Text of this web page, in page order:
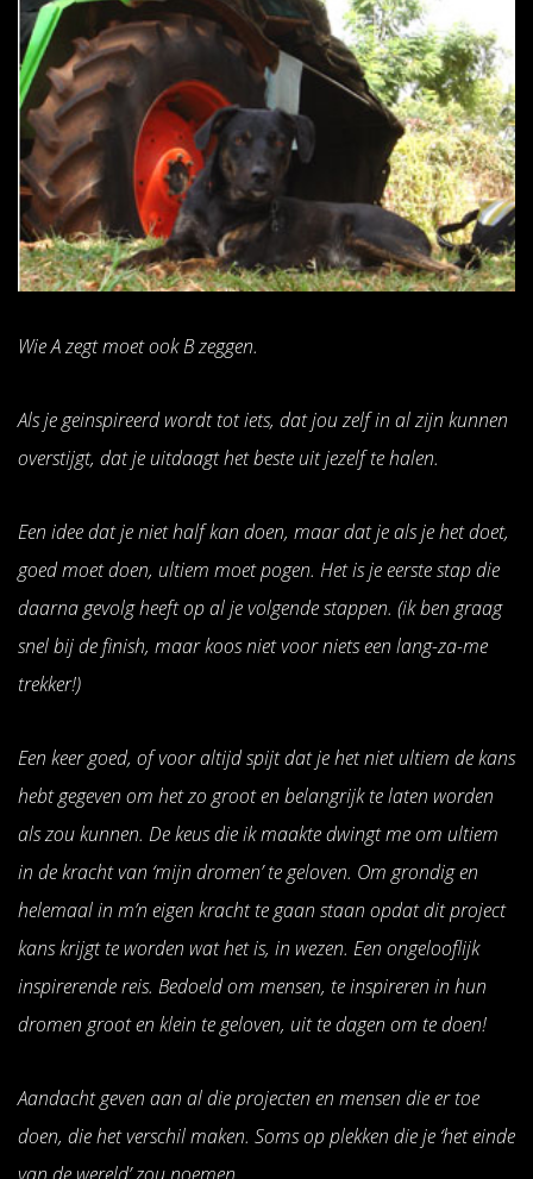
Wie A zegt moet ook B zeggen.
Als je geinspireerd wordt tot iets, dat jou zelf in al zijn kunnen
overstijgt, dat je uitdaagt het beste uit jezelf te halen.
Een idee dat je niet half kan doen, maar dat je als je het doet,
goed moet doen, ultiem moet pogen. Het is je eerste stap die
daarna gevolg heeft op al je volgende stappen. (ik ben graag
snel bij de finish, maar koos niet voor niets een lang-za-me
trekker!)
Een keer goed, of voor altijd spijt dat je het niet ultiem de kans
hebt gegeven om het zo groot en belangrijk te laten worden
als zou kunnen. De keus die ik maakte dwingt me om ultiem
in de kracht van ‘mijn dromen’ te geloven. Om grondig en
helemaal in m’n eigen kracht te gaan staan opdat dit project
kans krijgt te worden wat het is, in wezen. Een ongelooflijk
inspirerende reis. Bedoeld om mensen, te inspireren in hun
dromen groot en klein te geloven, uit te dagen om te doen!
Aandacht geven aan al die projecten en mensen die er toe
doen, die het verschil maken. Soms op plekken die je ‘het einde